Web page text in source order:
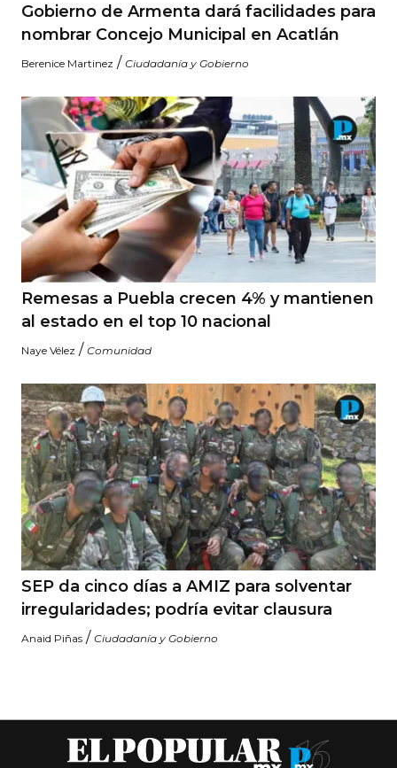
Gobierno de Armenta dará facilidades para
nombrar Concejo Municipal en Acatlán
Berenice Martinez / Ciudadanía y Gobierno
Remesas a Puebla crecen 4% y mantienen
al estado en el top 10 nacional
Naye Vélez / Comunidad
SEP da cinco días a AMIZ para solventar
irregularidades; podría evitar clausura
Anaid Piñas / Ciudadanía y Gobierno